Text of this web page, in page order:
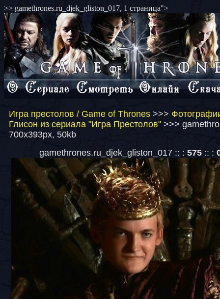
>> gamethrones.ru_djek_gliston_017, 1 страница">
Игра престолов / Game of Thrones >>>
Глисон из сериала "Игра Престолов" >>>
700x393px, 50kb
gamethrones.ru_djek_gliston_017 :: : 575 :: :